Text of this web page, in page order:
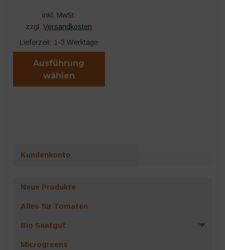
inkl. MwSt.
zzgl.Versandkosten
Lieferzeit: 1-3 Werktage
Ausführung
wählen
auf.
auf
Produktseite
gewählt
Kundenkonto
Neue Produkte
Alles für Tomaten
Bio Saatgut
Microgreens